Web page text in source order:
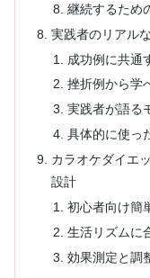
継続するため
実践者のリアル
成功例に共通
挫折例から学
実践者が語る
具体的に使っ
カラオケダイエ
設計
初心者向け簡
生活リズムに
効果測定と調